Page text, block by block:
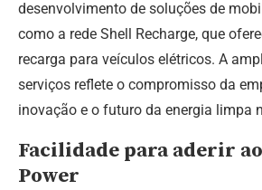
desenvolvimento de soluções de
como a rede Shell Recharge, que
recarga para veículos elétricos. A
serviços reflete o compromisso da
inovação e o futuro da energia limpa
Facilidade para aderir
Power